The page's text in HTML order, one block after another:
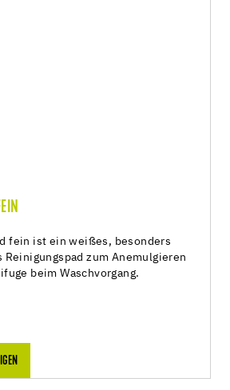
fein ist ein weißes, besonders
zum Anemulgieren
beim Waschvorgang.